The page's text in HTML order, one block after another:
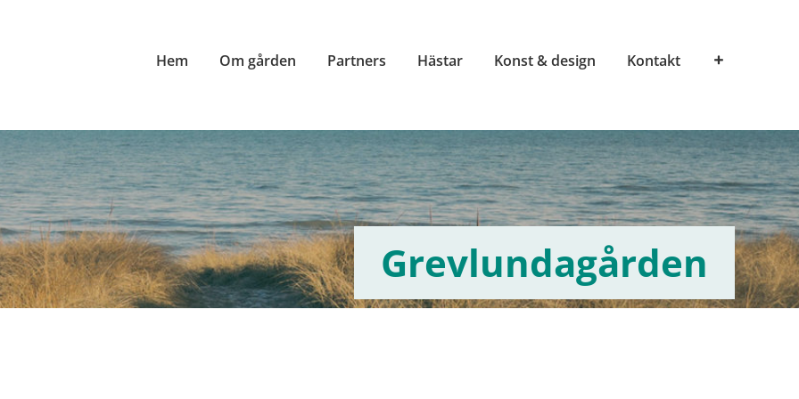
Hem Om gården Partners Hästar Konst & design Kontakt
Grevlundagården